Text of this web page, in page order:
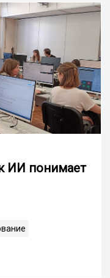
ИИ понимает